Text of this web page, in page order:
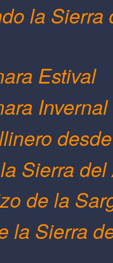
la Sierra
Estival
Invernal
Sierra del
de la
la Sierra